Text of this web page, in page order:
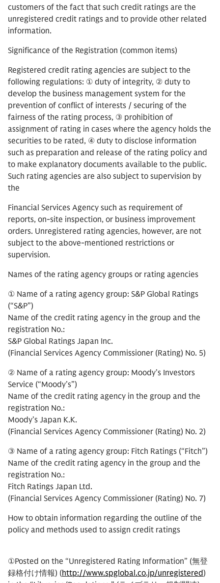
customers of the fact that such credit ratings are the
unregistered credit ratings and to provide other related
information.
Significance of the Registration (common items)
Registered credit rating agencies are subject to the
following regulations: ① duty of integrity, ② duty to
develop the business management system for the
prevention of conflict of interests / securing of the
fairness of the rating process, ③ prohibition of
assignment of rating in cases where the agency holds the
securities to be rated, ④ duty to disclose information
such as preparation and release of the rating policy and
to make explanatory documents available to the public.
Such rating agencies are also subject to supervision by
the
Financial Services Agency such as requirement of
reports, on-site inspection, or business improvement
orders. Unregistered rating agencies, however, are not
subject to the above-mentioned restrictions or
supervision.
Names of the rating agency groups or rating agencies
① Name of a rating agency group: S&P Global Ratings
(“S&P”)
Name of the credit rating agency in the group and the
registration No.:
S&P Global Ratings Japan Inc.
(Financial Services Agency Commissioner (Rating) No. 5)
② Name of a rating agency group: Moody’s Investors
Service (“Moody’s”)
Name of the credit rating agency in the group and the
registration No.:
Moody’s Japan K.K.
(Financial Services Agency Commissioner (Rating) No. 2)
③ Name of a rating agency group: Fitch Ratings (“Fitch”)
Name of the credit rating agency in the group and the
registration No.:
Fitch Ratings Japan Ltd.
(Financial Services Agency Commissioner (Rating) No. 7)
How to obtain information regarding the outline of the
policy and methods used to assign credit ratings
①Posted on the “Unregistered Rating Information” (無登
録格付け情報) (http://www.spglobal.co.jp/unregistered)